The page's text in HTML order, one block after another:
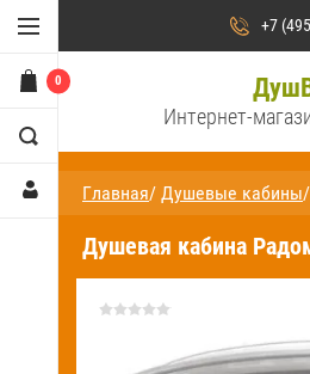
Душевые двери /
ограждения и поддоны
Сауны и бани
Ванны
Аксессуары для ванн
Душевые стойки и панели
0
+7
Интернет-
Главная/ Душевые кабины/
Душевая кабина